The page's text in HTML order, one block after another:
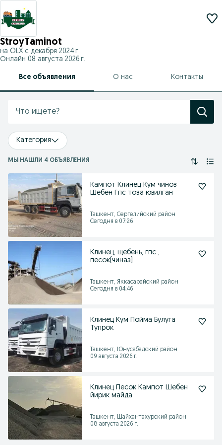
StroyTaminot
на OLX с декабря 2024 г.
Онлайн 08 августа 2026 г.
Все объявления О нас Контакты
Категория
МЫ НАШЛИ 4 ОБЪЯВЛЕНИЯ
Кампот Клинец Кум чиноз
Шебен Гпс тоза ювилган
Ташкент, Сергелийский район
Сегодня в 07:26
Клинец, щебень, гпс ,
песок(чиназ)
Ташкент, Яккасарайский район
Сегодня в 04:46
Клинец Кум Пойма Булуга
Тупрок
Ташкент, Юнусабадский район
09 августа 2026 г.
Клинец Песок Кампот Шебен
йирик майда
Ташкент, Шайхантахурский район
08 августа 2026 г.